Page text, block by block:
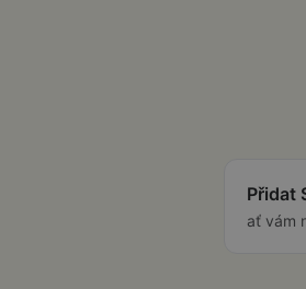
Přidat
ať vám